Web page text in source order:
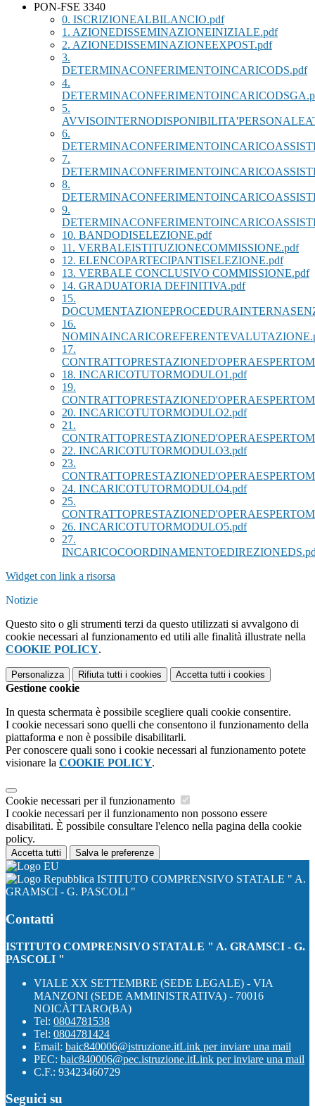
PON-FSE 3340
0. ISCRIZIONEALBILANCIO.pdf
1. AZIONEDISSEMINAZIONEINIZIALE.pdf
2. AZIONEDISSEMINAZIONEEXPOST.pdf
3.
DETERMINACONFERIMENTOINCARICODS.pdf
4.
5.
6.
7.
8.
9.
10. BANDODISELEZIONE.pdf
11. VERBALEISTITUZIONECOMMISSIONE.pdf
12. ELENCOPARTECIPANTISELEZIONE.pdf
13. VERBALE CONCLUSIVO COMMISSIONE.pdf
14. GRADUATORIA DEFINITIVA.pdf
15.
16.
17.
18. INCARICOTUTORMODULO1.pdf
19.
20. INCARICOTUTORMODULO2.pdf
21.
22. INCARICOTUTORMODULO3.pdf
23.
24. INCARICOTUTORMODULO4.pdf
25.
26. INCARICOTUTORMODULO5.pdf
27.
Widget con link a risorsa
Notizie
Questo sito o gli strumenti terzi da questo utilizzati si avvalgono di
cookie necessari al funzionamento ed utili alle finalità illustrate nella
COOKIE POLICY.
Personalizza Rifiuta tutti i cookies Accetta tutti i cookies
Gestione cookie
In questa schermata è possibile scegliere quali cookie consentire.
I cookie necessari sono quelli che consentono il funzionamento della
piattaforma e non è possibile disabilitarli.
Per conoscere quali sono i cookie necessari al funzionamento potete
visionare la COOKIE POLICY.
Cookie necessari per il funzionamento
I cookie necessari per il funzionamento non possono essere
disabilitati. È possibile consultare l'elenco nella pagina della cookie
policy.
Accetta tutti Salva le preferenze
ISTITUTO COMPRENSIVO STATALE " A.
GRAMSCI - G. PASCOLI "
Contatti
ISTITUTO COMPRENSIVO STATALE " A. GRAMSCI - G.
PASCOLI "
VIALE XX SETTEMBRE (SEDE LEGALE) - VIA
MANZONI (SEDE AMMINISTRATIVA) - 70016
NOICÀTTARO(BA)
Tel: 0804781538
Tel: 0804781424
Email: baic840006@istruzione.itLink per inviare una mail
PEC: baic840006@pec.istruzione.itLink per inviare una mail
C.F.: 93423460729
Seguici su